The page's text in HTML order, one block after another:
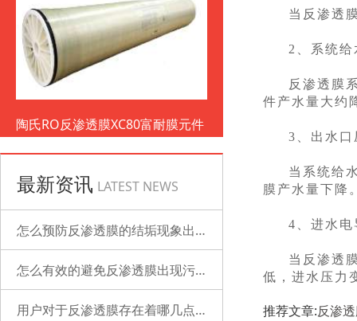
陶氏RO反渗透膜XC80富耐膜元件
最新资讯 LATEST NEWS
怎么预防反渗透膜的结垢现象出现？
怎么有效的避免反渗透膜出现污染？
用户对于反渗透膜存在着哪几点误解？
当反渗透
2、系统
反渗透膜
件产水量大约
3、出水口
当系统给
膜产水量下降
4、进水电
当反渗透
低，进水压力
推荐文章:反渗